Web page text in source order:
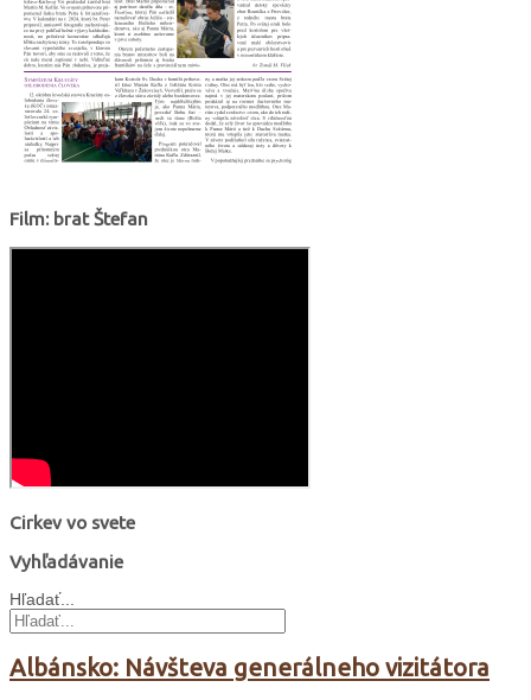
Film: brat Štefan
Cirkev vo svete
Vyhľadávanie
Hľadať...
Albánsko: Návšteva generálneho vizitátora